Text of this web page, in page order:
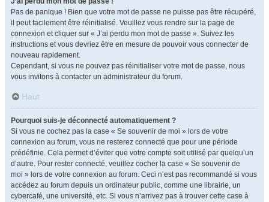
Pas de panique ! Bien que votre mot de passe ne puisse pas être récupéré,
il peut facilement être réinitialisé. Veuillez vous rendre sur la page de
connexion et cliquer sur « J’ai perdu mon mot de passe ». Suivez les
instructions et vous devriez être en mesure de pouvoir vous connecter de
nouveau rapidement.
Cependant, si vous ne pouvez pas réinitialiser votre mot de passe, nous
vous invitons à contacter un administrateur du forum.
Haut
Pourquoi suis-je déconnecté automatiquement ?
Si vous ne cochez pas la case « Se souvenir de moi » lors de votre
connexion au forum, vous ne resterez connecté que pour une période
prédéfinie. Cela permet d’éviter que votre compte soit utilisé par quelqu’un
d’autre. Pour rester connecté, veuillez cocher la case « Se souvenir de
moi » lors de votre connexion au forum. Ceci n’est pas recommandé si vous
accédez au forum depuis un ordinateur public, comme une librairie, un
cybercafé, une université, etc. Si vous n’arrivez pas à trouver cette case à